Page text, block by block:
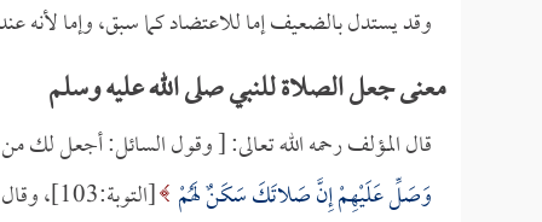
وقد يستدل بالضعيف إما للاعتضاد كما سبق، وإما
معنى جعل الصلاة للنبي صلى الله عليه وسلم
قال المؤلف رحمه الله تعالى: [ وقول السائل: أجعل لك
وَصَلِّ عَلَيْهِمْ إِنَّ صَلاتَكَ سَكَنٌ لَهُمْ [التوبة:103]، وقال النبي صلى الله عليه وسلم: (